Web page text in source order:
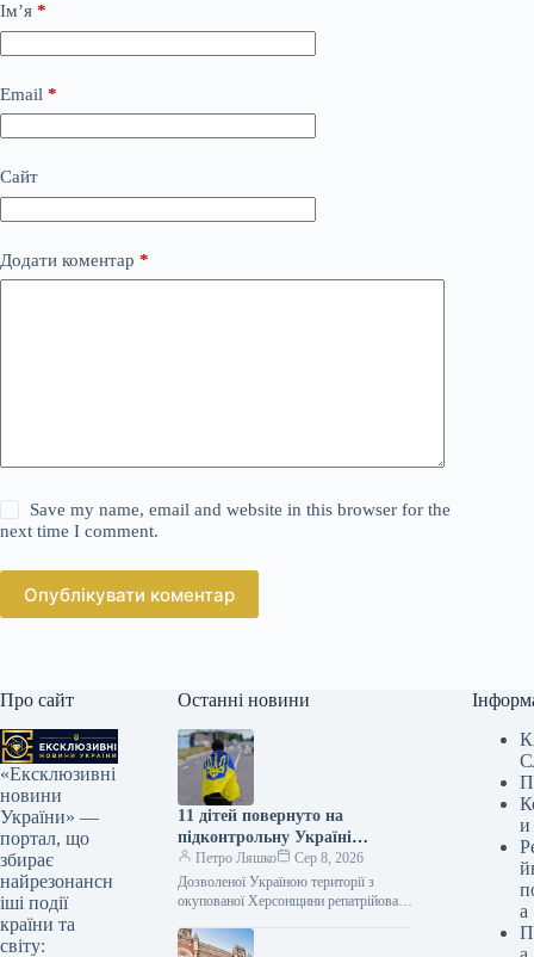
Ім’я *
Email *
Сайт
Додати коментар *
Save my name, email and website in this browser for the
next time I comment.
Опублікувати коментар
Про сайт
«Ексклюзивні
новини
України» —
портал, що
збирає
найрезонансн
іші події
країни та
світу:
Останні новини
11 дітей повернуто на
підконтрольну Україні
територію з окупованої
Херсонщини.
Петро Ляшко
Сер 8, 2026
Дозволеної Україною території з
окупованої Херсонщини репатрійовано
Укрінформ, цю звістку оприлюднив
и
а